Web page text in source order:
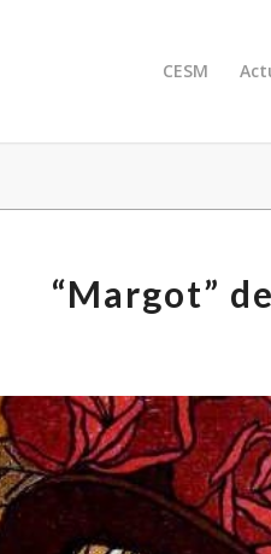
CESM
“Margot”